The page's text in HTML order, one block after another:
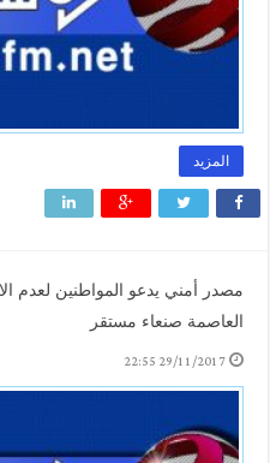
المزيد
مصدر أمني يدعو المواطنين لعدم
العاصمة صنعاء مستقر
29/11/2017 22:55